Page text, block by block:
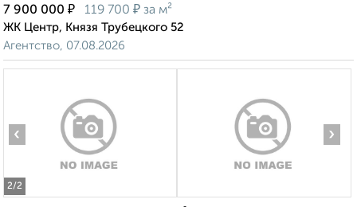
7 900 000 ₽ 119 700 ₽ за м²
ЖК Центр, Князя Трубецкого 52
Агентство, 07.08.2026
2/2
‹ ›